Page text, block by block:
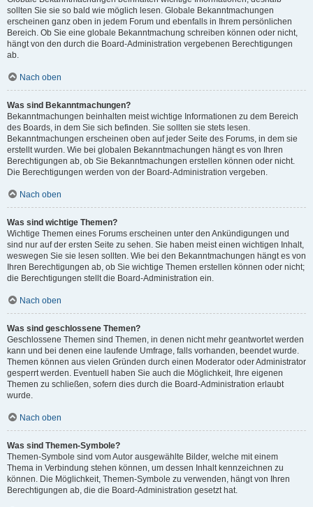
sollten Sie sie so bald wie möglich lesen. Globale Bekanntmachungen
erscheinen ganz oben in jedem Forum und ebenfalls in Ihrem persönlichen
Bereich. Ob Sie eine globale Bekanntmachung schreiben können oder nicht,
hängt von den durch die Board-Administration vergebenen Berechtigungen
ab.
Nach oben
Was sind Bekanntmachungen?
Bekanntmachungen beinhalten meist wichtige Informationen zu dem Bereich
des Boards, in dem Sie sich befinden. Sie sollten sie stets lesen.
Bekanntmachungen erscheinen oben auf jeder Seite des Forums, in dem sie
erstellt wurden. Wie bei globalen Bekanntmachungen hängt es von Ihren
Berechtigungen ab, ob Sie Bekanntmachungen erstellen können oder nicht.
Die Berechtigungen werden von der Board-Administration vergeben.
Nach oben
Was sind wichtige Themen?
Wichtige Themen eines Forums erscheinen unter den Ankündigungen und
sind nur auf der ersten Seite zu sehen. Sie haben meist einen wichtigen Inhalt,
weswegen Sie sie lesen sollten. Wie bei den Bekanntmachungen hängt es von
Ihren Berechtigungen ab, ob Sie wichtige Themen erstellen können oder nicht;
die Berechtigungen stellt die Board-Administration ein.
Nach oben
Was sind geschlossene Themen?
Geschlossene Themen sind Themen, in denen nicht mehr geantwortet werden
kann und bei denen eine laufende Umfrage, falls vorhanden, beendet wurde.
Themen können aus vielen Gründen durch einen Moderator oder Administrator
gesperrt werden. Eventuell haben Sie auch die Möglichkeit, Ihre eigenen
Themen zu schließen, sofern dies durch die Board-Administration erlaubt
wurde.
Nach oben
Was sind Themen-Symbole?
Themen-Symbole sind vom Autor ausgewählte Bilder, welche mit einem
Thema in Verbindung stehen können, um dessen Inhalt kennzeichnen zu
können. Die Möglichkeit, Themen-Symbole zu verwenden, hängt von Ihren
Berechtigungen ab, die die Board-Administration gesetzt hat.